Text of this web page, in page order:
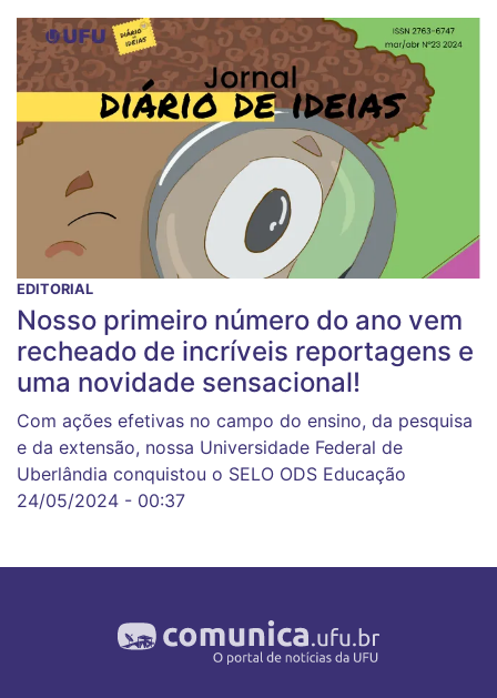
EDITORIAL
Nosso primeiro número do ano vem
recheado de incríveis reportagens e
uma novidade sensacional!
Com ações efetivas no campo do ensino, da pesquisa
e da extensão, nossa Universidade Federal de
Uberlândia conquistou o SELO ODS Educação
24/05/2024 - 00:37